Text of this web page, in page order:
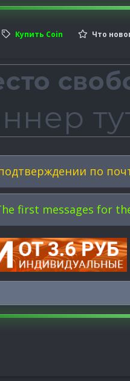
Купить Coin Что
по
first messages for